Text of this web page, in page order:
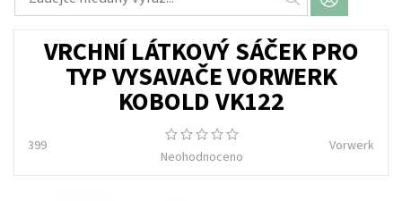
VRCHNÍ LÁTKOVÝ SÁČEK PRO
TYP VYSAVAČE VORWERK
KOBOLD VK122
399
Neohodnoceno
Vorwerk